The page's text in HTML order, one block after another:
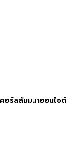
คอร์สสัมมนาออนไซต์